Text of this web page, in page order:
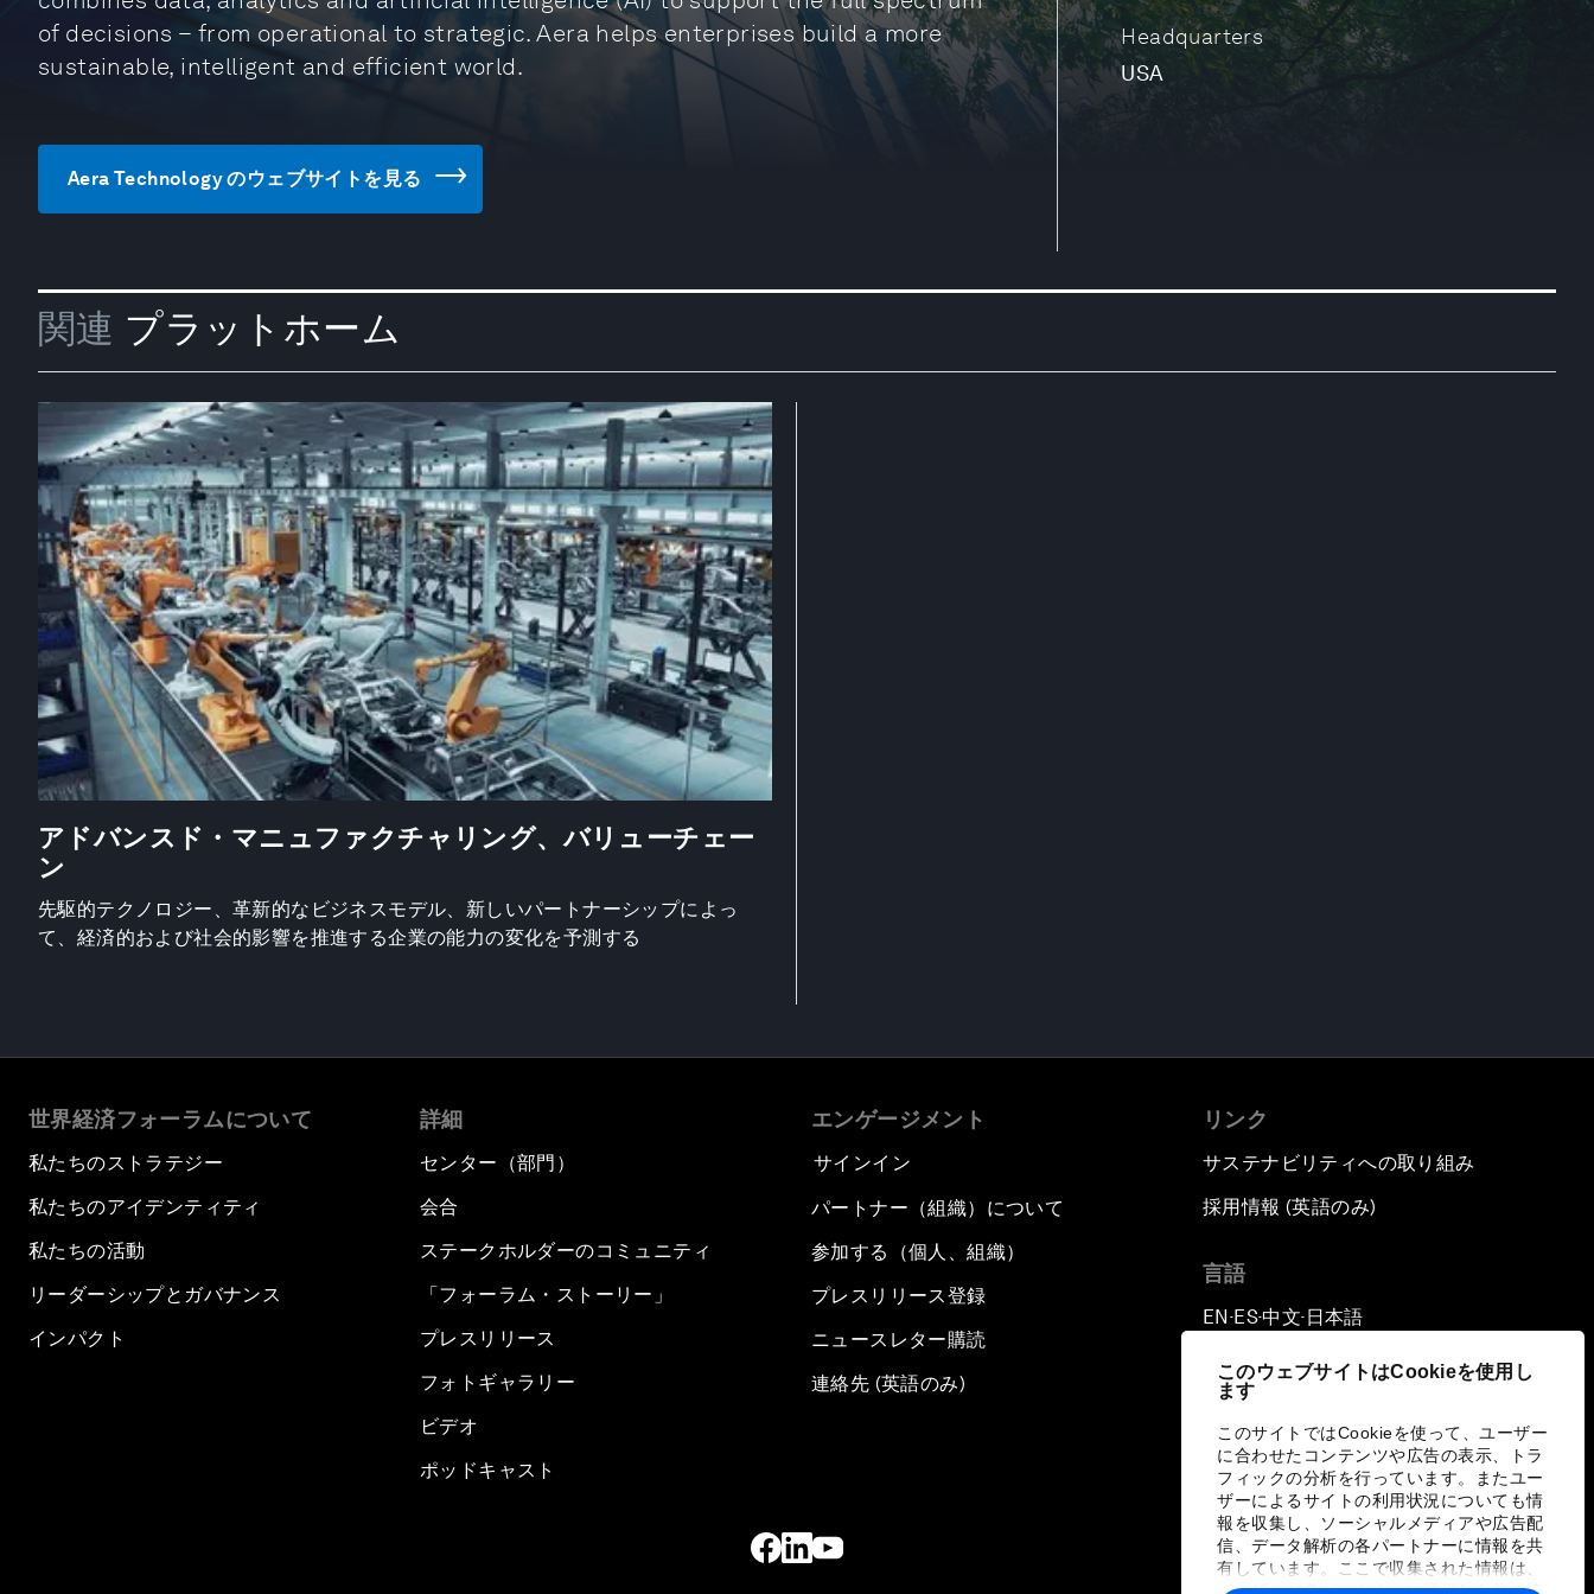
このウェブサイトはCookieを使用し
ます
このサイトではCookieを使って、ユーザー
に合わせたコンテンツや広告の表示、トラ
フィックの分析を行っています。またユー
ザーによるサイトの利用状況についても情
報を収集し、ソーシャルメディアや広告配
信、データ解析の各パートナーに情報を共
有しています。ここで収集された情報は、
Headquarters
USA
of decisions – from operational to strategic. Aera helps enterprises build a more
sustainable, intelligent and efficient world.
Aera Technology のウェブサイトを見る
関連 プラットホーム
アドバンスド・マニュファクチャリング、バリューチェー
ン
先駆的テクノロジー、革新的なビジネスモデル、新しいパートナーシップによっ
て、経済的および社会的影響を推進する企業の能力の変化を予測する
世界経済フォーラムについて
私たちのストラテジー
私たちのアイデンティティ
私たちの活動
リーダーシップとガバナンス
インパクト
詳細
センター（部門）
会合
ステークホルダーのコミュニティ
「フォーラム・ストーリー」
プレスリリース
フォトギャラリー
ビデオ
ポッドキャスト
エンゲージメント
サインイン
パートナー（組織）について
参加する（個人、組織）
プレスリリース登録
ニュースレター購読
連絡先 (英語のみ)
リンク
サステナビリティへの取り組み
採用情報 (英語のみ)
言語
EN ▪ES▪中文▪ 日本語